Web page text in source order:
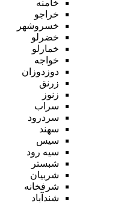
خامنه
خراجو
خسروشهر
خضرلو
خمارلو
خواجه
دوزدوزان
زرنق
زنوز
سراب
سردرود
سهند
سیس
سیه رود
شبستر
شربیان
شرفخانه
شندآباد